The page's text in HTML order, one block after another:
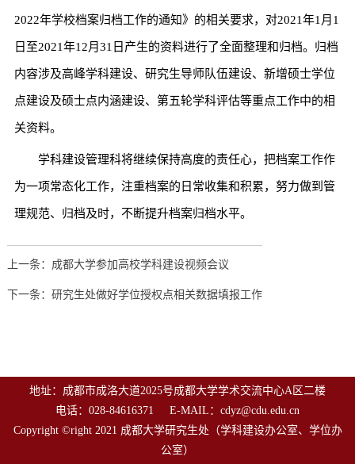
2022年学校档案归档工作的通知》的相关要求，对2021年1月1
日至2021年12月31日产生的资料进行了全面整理和归档。归档
内容涉及高峰学科建设、研究生导师队伍建设、新增硕士学位
点建设及硕士点内涵建设、第五轮学科评估等重点工作中的相
关资料。
学科建设管理科将继续保持高度的责任心，把档案工作作
为一项常态化工作，注重档案的日常收集和积累，努力做到管
理规范、归档及时，不断提升档案归档水平。
上一条：成都大学参加高校学科建设视频会议
下一条：研究生处做好学位授权点相关数据填报工作
地址：成都市成洛大道2025号成都大学学术交流中心A区二楼
电话：028-84616371 E-MAIL：cdyz@cdu.edu.cn
Copyright ©right 2021 成都大学研究生处（学科建设办公室、学位办
公室）